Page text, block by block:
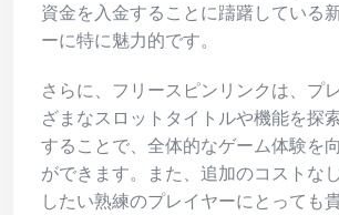
資金を入金することに躊躇している
ーに特に魅力的です。
さらに、フリースピンリンクは、プ
ざまなスロットタイトルや機能を探
することで、全体的なゲーム体験を
ができます。また、追加のコストな
したい熟練のプレイヤーにとっても